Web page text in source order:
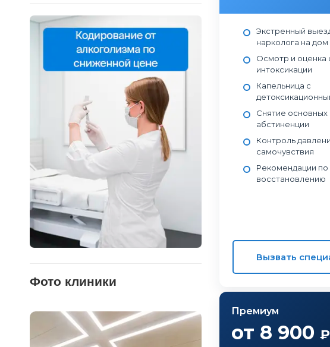
Фото клиники
Экстренный
нарколога на дом
Осмотр и оценка
интоксикации
Капельница с
Снятие
абстиненции
Контроль
самочувствия
Рекомендации
восстановлению
Вызвать
Премиум
от 8 900 ₽